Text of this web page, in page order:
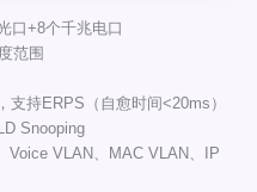
口+8个千兆电口
范围
持ERPS（自愈时间<20ms）
Snooping
Voice VLAN、MAC VLAN、IP